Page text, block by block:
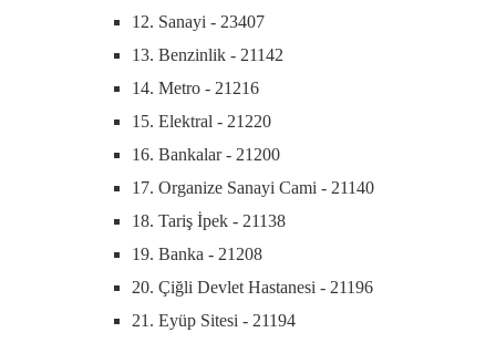
12. Sanayi - 23407
13. Benzinlik - 21142
14. Metro - 21216
15. Elektral - 21220
16. Bankalar - 21200
17. Organize Sanayi Cami - 21140
18. Tariş İpek - 21138
19. Banka - 21208
20. Çiğli Devlet Hastanesi - 21196
21. Eyüp Sitesi - 21194